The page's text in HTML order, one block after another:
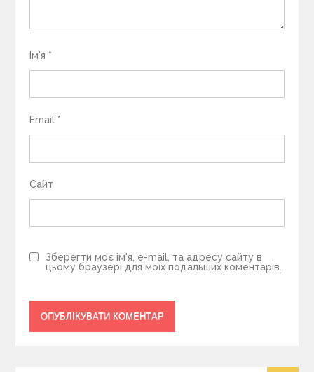
Ім’я *
Email *
Сайт
Зберегти моє ім'я, e-mail, та адресу сайту в
цьому браузері для моїх подальших коментарів.